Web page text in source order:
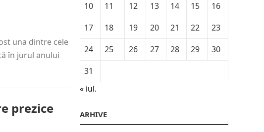
una dintre cele
în jurul anului
prezice
10
11 12 13 14 15
16
17
18 19 20 21 22
23
24
25 26 27 28 29
30
31
« iul.
ARHIVE